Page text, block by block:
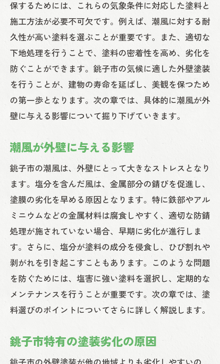
塗料メーカーの比較と選定
潮風に強い外壁塗装の選び方とそのメリット
耐塩害塗料のメリット
銚子市での実績がある塗料
塩害に強い外壁塗装のコストパフォーマ
ンス
耐久性の高い塗装方法
塩害対策塗料の施工事例
外壁塗装業者を選ぶ際に注意すべきポイント
信頼できる業者の選び方
施工実績の確認方法
口コミと評価のチェックポイント
保証内容の重要性
適正価格の見極め方
地元業者と全国展開業者の違い
プロが教える外壁塗装の前にやるべき準備と
は
外壁の洗浄と下地処理
適切な養生方法
保するためには、これらの気象条件に対応した塗料と
施工方法が必要不可欠です。例えば、潮風に対する耐
久性が高い塗料を選ぶことが重要です。また、適切な
下地処理を行うことで、塗料の密着性を高め、劣化を
防ぐことができます。銚子市の気候に適した外壁塗装
を行うことが、建物の寿命を延ばし、美観を保つため
の第一歩となります。次の章では、具体的に潮風が外
壁に与える影響について掘り下げていきます。
潮風が外壁に与える影響
銚子市の潮風は、外壁にとって大きなストレスとなり
ます。塩分を含んだ風は、金属部分の錆びを促進し、
塗膜の劣化を早める原因となります。特に鉄部やアル
ミニウムなどの金属材料は腐食しやすく、適切な防錆
処理が施されていない場合、早期に劣化が進行しま
す。さらに、塩分が塗料の成分を侵食し、ひび割れや
剥がれを引き起こすこともあります。このような問題
を防ぐためには、塩害に強い塗料を選択し、定期的な
メンテナンスを行うことが重要です。次の章では、塗
料選びのポイントについてさらに詳しく解説します。
銚子市特有の塗装劣化の原因